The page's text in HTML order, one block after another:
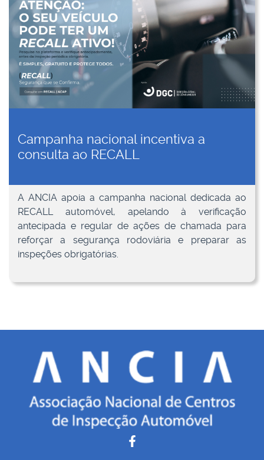
Campanha nacional incentiva a
consulta ao RECALL
A ANCIA apoia a campanha nacional dedicada ao
RECALL automóvel, apelando à verificação
antecipada e regular de ações de chamada para
reforçar a segurança rodoviária e preparar as
inspeções obrigatórias.